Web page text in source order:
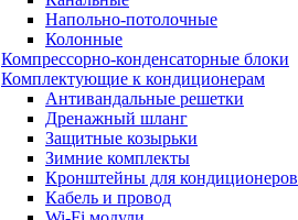
Напольно-потолочные
Колонные
Компрессорно-конденсаторные блоки
Комплектующие к кондиционерам
Антивандальные решетки
Дренажный шланг
Защитные козырьки
Зимние комплекты
Кронштейны для кондиционеров
Кабель и провод